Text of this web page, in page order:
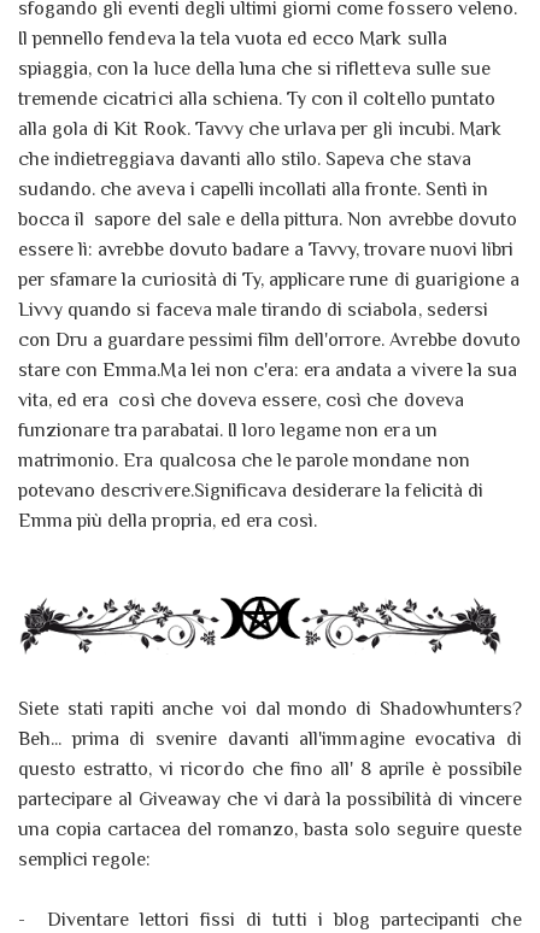
sfogando gli eventi degli ultimi giorni come fossero veleno.
Il pennello fendeva la tela vuota ed ecco Mark sulla
spiaggia, con la luce della luna che si rifletteva sulle sue
tremende cicatrici alla schiena. Ty con il coltello puntato
alla gola di Kit Rook. Tavvy che urlava per gli incubi. Mark
che indietreggiava davanti allo stilo. Sapeva che stava
sudando. che aveva i capelli incollati alla fronte. Sentì in
bocca il sapore del sale e della pittura. Non avrebbe dovuto
essere lì: avrebbe dovuto badare a Tavvy, trovare nuovi libri
per sfamare la curiosità di Ty, applicare rune di guarigione a
Livvy quando si faceva male tirando di sciabola, sedersi
con Dru a guardare pessimi film dell'orrore. Avrebbe dovuto
stare con Emma.Ma lei non c'era: era andata a vivere la sua
vita, ed era così che doveva essere, così che doveva
funzionare tra parabatai. Il loro legame non era un
matrimonio. Era qualcosa che le parole mondane non
potevano descrivere.Significava desiderare la felicità di
Emma più della propria, ed era così.
Siete stati rapiti anche voi dal mondo di Shadowhunters?
Beh... prima di svenire davanti all'immagine evocativa di
questo estratto, vi ricordo che fino all' 8 aprile è possibile
partecipare al Giveaway che vi darà la possibilità di vincere
una copia cartacea del romanzo, basta solo seguire queste
semplici regole:
- Diventare lettori fissi di tutti i blog partecipanti che